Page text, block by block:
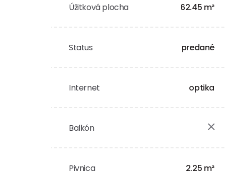
Úžitková plocha 62.45 m²
Status predané
Internet optika
Balkón
Pivnica 2.25 m²